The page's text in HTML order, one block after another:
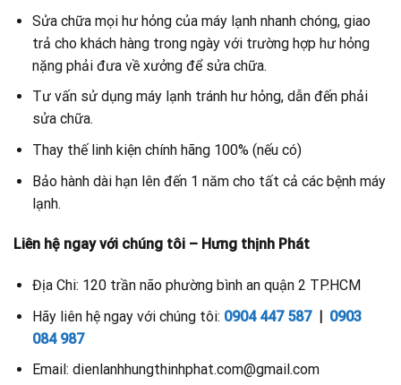
Sửa chữa mọi hư hỏng của máy lạnh nhanh chóng, giao
trả cho khách hàng trong ngày với trường hợp hư hỏng
nặng phải đưa về xưởng để sửa chữa.
Tư vấn sử dụng máy lạnh tránh hư hỏng, dẫn đến phải
sửa chữa.
Thay thế linh kiện chính hãng 100% (nếu có)
Bảo hành dài hạn lên đến 1 năm cho tất cả các bệnh máy
lạnh.
Liên hệ ngay với chúng tôi – Hưng thịnh Phát
Địa Chi: 120 trần não phường bình an quận 2 TP.HCM
Hãy liên hệ ngay với chúng tôi: 0904 447 587| 0903
084 987
Email: dienlanhhungthinhphat.com@gmail.com